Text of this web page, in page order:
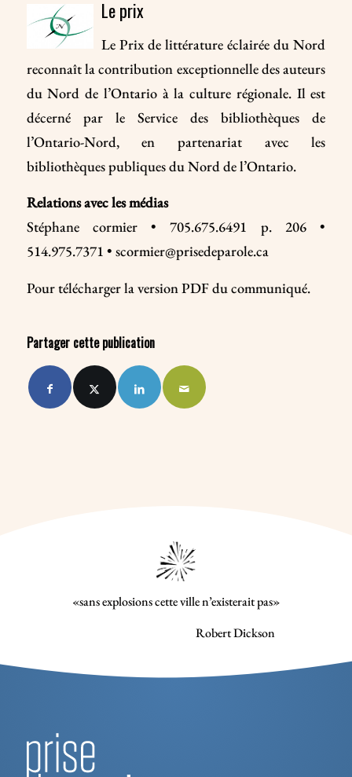
Le prix
Le Prix de littérature éclairée du Nord
reconnaît la contribution exceptionnelle des auteurs
du Nord de l’Ontario à la culture régionale. Il est
décerné par le Service des bibliothèques de
l’Ontario-Nord, en partenariat avec les
bibliothèques publiques du Nord de l’Ontario.
Relations avec les médias
Stéphane cormier • 705.675.6491 p. 206 •
514.975.7371 • scormier@prisedeparole.ca
Pour télécharger la version PDF ducommuniqué.
Partager cette publication
«sans explosions cette ville n’existerait pas»
Robert Dickson